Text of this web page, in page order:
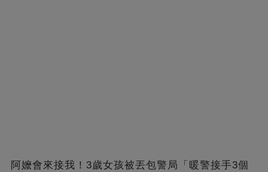
阿嬤會來接我！3歲女孩被丟包警局「暖警接手3個